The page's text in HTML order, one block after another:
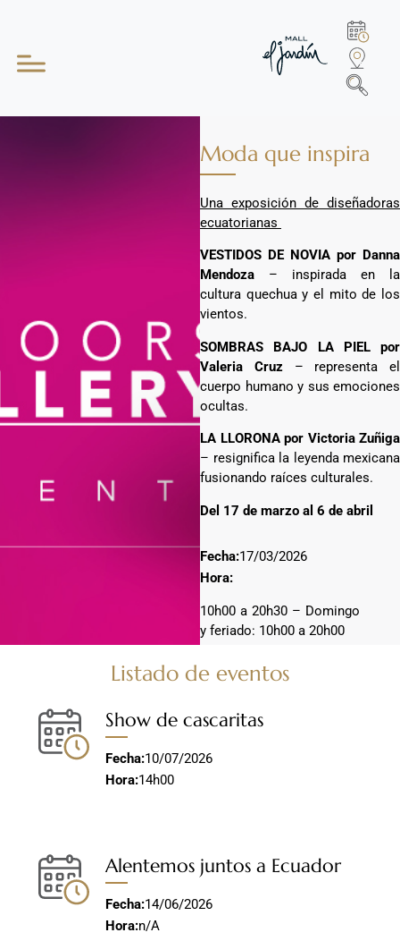
Moda que inspira
Una exposición de diseñadoras
ecuatorianas
VESTIDOS DE NOVIA por Danna
Mendoza – inspirada en la
cultura quechua y el mito de los
vientos.
SOMBRAS BAJO LA PIEL por
Valeria Cruz– representa el
cuerpo humano y sus emociones
ocultas.
LA LLORONA por Victoria Zuñiga
– resignifica la leyenda mexicana
fusionando raíces culturales.
Del 17 de marzo al 6 de abril
Fecha:17/03/2026
Hora:
10h00 a 20h30 – Domingo
y feriado: 10h00 a 20h00
Listado de eventos
Show de cascaritas
Fecha:10/07/2026
Hora:14h00
Alentemos juntos a Ecuador
Fecha:14/06/2026
Hora:n/A